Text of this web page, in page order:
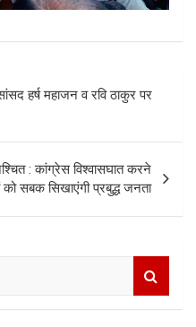
हर्ष महाजन व रवि ठाकुर पर
: कांग्रेस विश्वासघात करने
को सबक सिखाएंगी प्रबुद्ध जनता